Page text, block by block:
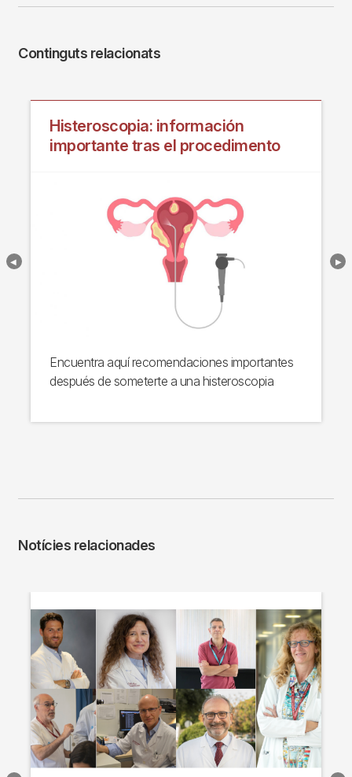
Continguts relacionats
Histeroscopia: información
importante tras el procedimento
Encuentra aquí recomendaciones importantes
después de someterte a una histeroscopia
Notícies relacionades